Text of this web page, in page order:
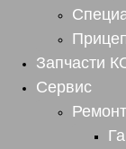
Запчасти
Сервис